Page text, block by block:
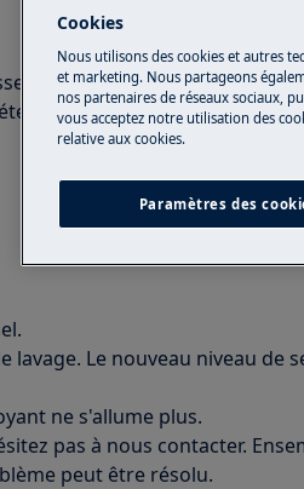
reste allumé.
pas après le remplissage.
Le nouveau niveau de
ne s'allume plus.
pas à nous contacter.
peut être résolu.
Cookies
Nous utilisons des cookies et autres
et marketing. Nous partageons
nos partenaires de réseaux sociaux,
vous acceptez notre utilisation des
relative aux cookies.
Paramètres des